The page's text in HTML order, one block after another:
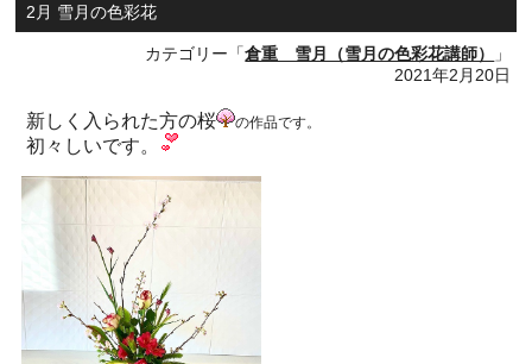
2月 雪月の色彩花
カテゴリー「倉重 雪月（雪月の色彩花講師）
」
2021年2月20日
新しく入られた方の桜 の作品です。
初々しいです。